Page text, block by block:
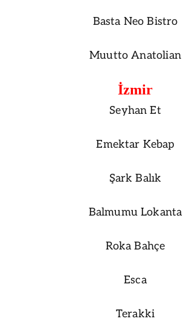
Basta Neo Bistro
Muutto Anatolian
İzmir
Seyhan Et
Emektar Kebap
Şark Balık
Balmumu Lokanta
Roka Bahçe
Esca
Terakki